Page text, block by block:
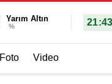
Yarım Altın
% 21:43
Foto Video